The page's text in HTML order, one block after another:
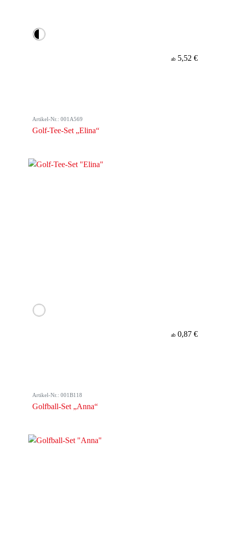
ab 5,52 €
Artikel-Nr.: 001A569
Golf-Tee-Set „Elina“
ab 0,87 €
Artikel-Nr.: 001B118
Golfball-Set „Anna“